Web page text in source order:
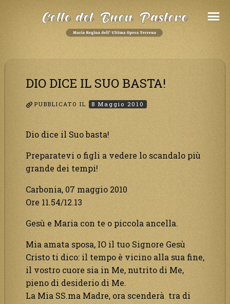
DIO DICE IL SUO BASTA!
PUBBLICATO IL 8 Maggio 2010
Dio dice il Suo basta!
Preparatevi o figli a vedere lo scandalo più
grande dei tempi!
Carbonia, 07 maggio 2010
Ore 11.54/12.13
Gesù e Maria con te o piccola ancella.
Mia amata sposa, IO il tuo Signore Gesù
Cristo ti dico: il tempo è vicino alla sua fine,
il vostro cuore sia in Me, nutrito di Me,
pieno di desiderio di Me.
La Mia SS.ma Madre, ora scenderà tra di